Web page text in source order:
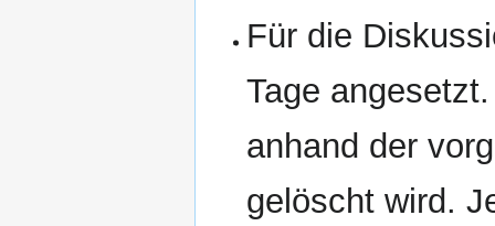
Für die
Tage
anhand der
gelöscht wird.